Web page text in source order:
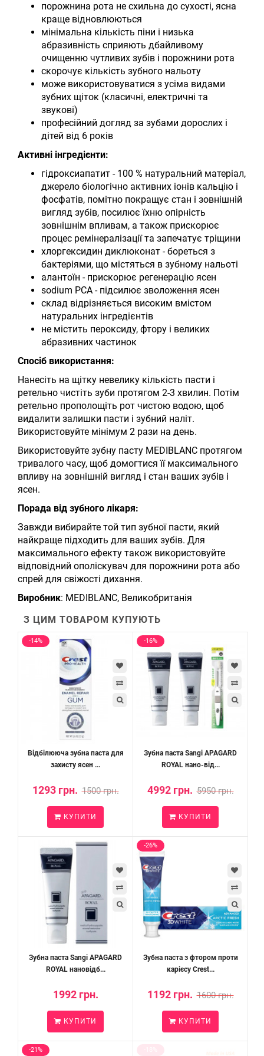
порожнина рота не схильна до сухості, ясна
краще відновлюються
мінімальна кількість піни і низька
абразивність сприяють дбайливому
очищенню чутливих зубів і порожнини рота
скорочує кількість зубного нальоту
може використовуватися з усіма видами
зубних щіток (класичні, електричні та
звукові)
професійний догляд за зубами дорослих і
дітей від 6 років
Активні інгредієнти:
гідроксиапатит - 100 % натуральний матеріал,
джерело біологічно активних іонів кальцію і
фосфатів, помітно покращує стан і зовнішній
вигляд зубів, посилює їхню опірність
зовнішнім впливам, а також прискорює
процес ремінералізації та запечатує тріщини
хлоргексидин диклюконат - бореться з
бактеріями, що містяться в зубному нальоті
алантоїн - прискорює регенерацію ясен
sodium PCA - підсилює зволоження ясен
склад відрізняється високим вмістом
натуральних інгредієнтів
не містить пероксиду, фтору і великих
абразивних частинок
Спосіб використання:
Нанесіть на щітку невелику кількість пасти і
ретельно чистіть зуби протягом 2-3 хвилин. Потім
ретельно прополощіть рот чистою водою, щоб
видалити залишки пасти і зубний наліт.
Використовуйте мінімум 2 рази на день.
Використовуйте зубну пасту MEDIBLANC протягом
тривалого часу, щоб домогтися її максимального
впливу на зовнішній вигляд і стан ваших зубів і
ясен.
Порада від зубного лікаря:
Завжди вибирайте той тип зубної пасти, який
найкраще підходить для ваших зубів. Для
максимального ефекту також використовуйте
відповідний ополіскувач для порожнини рота або
спрей для свіжості дихання.
Виробник: MEDIBLANC, Великобританія
З ЦИМ ТОВАРОМ КУПУЮТЬ
-14%
Відбілююча зубна паста для
захисту ясен ...
1293 грн. 1500 грн.
КУПИТИ
-16%
Зубна паста Sangi APAGARD
ROYAL нано-від...
4992 грн. 5950 грн.
КУПИТИ
Зубна паста Sangi APAGARD
ROYAL нановідб...
1992 грн.
КУПИТИ
-26%
Зубна паста з фтором проти
карієсу Crest...
1192 грн. 1600 грн.
КУПИТИ
-21%